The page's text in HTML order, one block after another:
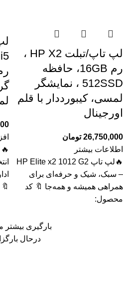
لپ تاپ/تبلت HP X2 ،
رم 16GB، حافظه
512SSD ، نمایشگر
لمسی، کیبورددار با قلم
اورجینال
26,750,000 تومان
اطلاعات بیشتر
🔥لپ تاپ HP Elite x2 1012 G2
– سبک، شیک و حرفه‌ای برای
همراهی همیشه و همه‌جا 🔖 کد
محصول:
🔖
بارگیری
درحال